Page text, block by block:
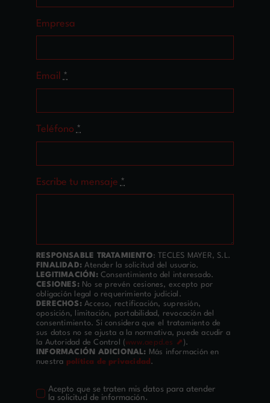
Empresa
Email *
Teléfono *
Escribe tu mensaje *
RESPONSABLE TRATAMIENTO: TECLES MAYER, S.L.
FINALIDAD: Atender la solicitud del usuario.
LEGITIMACIÓN:Consentimiento del interesado.
CESIONES:No se prevén cesiones, excepto por
obligación legal o requerimiento judicial.
DERECHOS:Acceso, rectificación, supresión,
oposición, limitación, portabilidad, revocación del
consentimiento. Si considera que el tratamiento de
sus datos no se ajusta a la normativa, puede acudir a
la Autoridad de Control (www.aepd.es ⬈ ).
INFORMACIÓN ADICIONAL: Más información en
nuestra política de privacidad .
Acepto que se traten mis datos para atender
la solicitud de información.